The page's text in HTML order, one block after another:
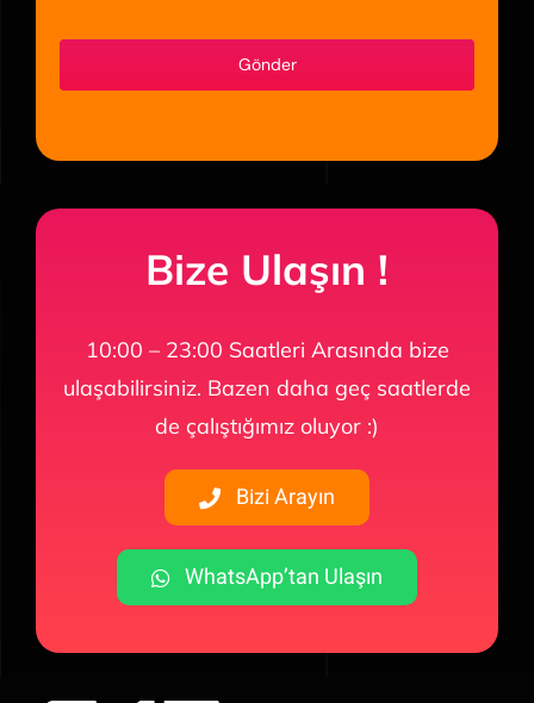
Gönder
Bize Ulaşın !
10:00 – 23:00 Saatleri Arasında bize
ulaşabilirsiniz. Bazen daha geç saatlerde
de çalıştığımız oluyor :)
Bizi Arayın
WhatsApp’tan Ulaşın